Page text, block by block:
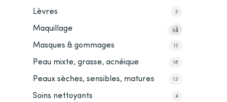
34
Lèvres 3
Maquillage 3
Masques & gommages 12
Peau mixte, grasse, acnéique 18
Peaux sèches, sensibles, matures 13
Soins nettoyants 4